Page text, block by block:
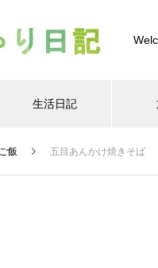
生活日記
飯 五目あんかけ焼きそば